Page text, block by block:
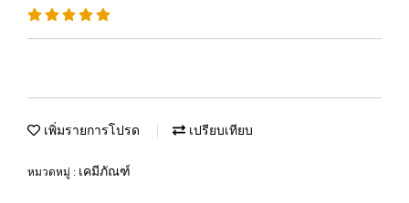
เพิ่มรายการโปรด เปรียบเทียบ
หมวดหมู่ : เคมีภัณฑ์